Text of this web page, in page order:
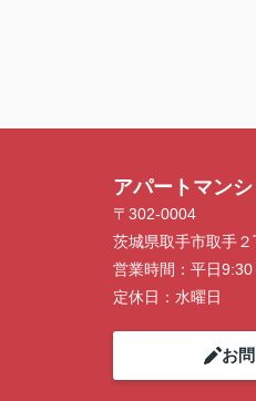
アパートマン
〒302-0004
茨城県取手市取手
営業時間： 平日
定休日： 水曜日
お